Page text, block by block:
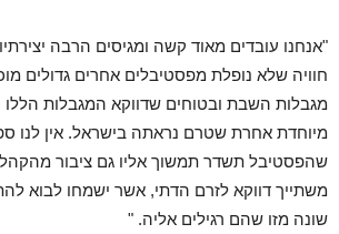
"אנחנו עובדים מאוד קשה ומגיסים הרבה
חוויה שלא נופלת מפסטיבלים אחרים גדולים
מגבלות השבת ובטוחים שדווקא המגבלות הללו
מיוחדת אחרת שטרם נראתה בישראל. אין לנו
שהפסטיבל תשדר תמשוך אליו גם ציבור מהקהל
משתייך דווקא לזרם הדתי, אשר ישמחו לבוא
שונה מזו שהם רגילים אליה. "